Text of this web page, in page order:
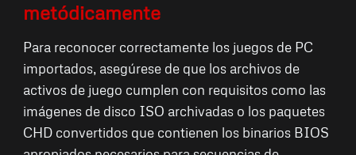
metódicamente
Para reconocer correctamente los juegos de PC
importados, asegúrese de que los archivos de
activos de juego cumplen con requisitos como las
imágenes de disco ISO archivadas o los paquetes
CHD convertidos que contienen los binarios BIOS